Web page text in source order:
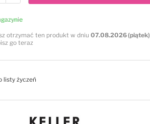
otrzymać ten produkt w dniu07.08.2026 (piątek)
go teraz
listy życzeń